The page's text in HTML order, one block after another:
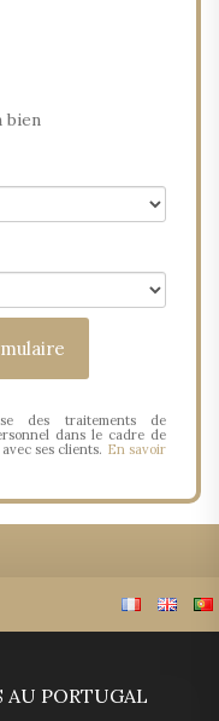
bien
des traitements de
dans le cadre de
ses clients. En savoir
AU PORTUGAL